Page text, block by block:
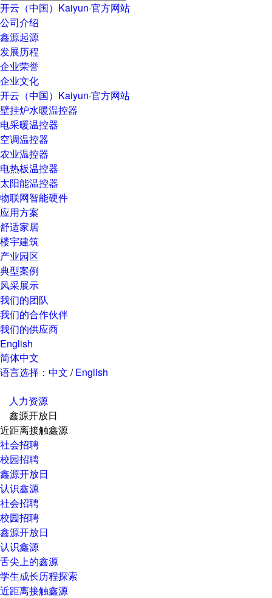
开云（中国）Kaiyun·官方网站
公司介绍
鑫源起源
发展历程
企业荣誉
企业文化
开云（中国）Kaiyun·官方网站
壁挂炉水暖温控器
电采暖温控器
空调温控器
农业温控器
电热板温控器
太阳能温控器
物联网智能硬件
应用方案
舒适家居
楼宇建筑
产业园区
典型案例
风采展示
我们的团队
我们的合作伙伴
我们的供应商
English
简体中文
语言选择： 中文 /English
人力资源
鑫源开放日
近距离接触鑫源
社会招聘
校园招聘
鑫源开放日
认识鑫源
社会招聘
校园招聘
鑫源开放日
认识鑫源
舌尖上的鑫源
学生成长历程探索
近距离接触鑫源